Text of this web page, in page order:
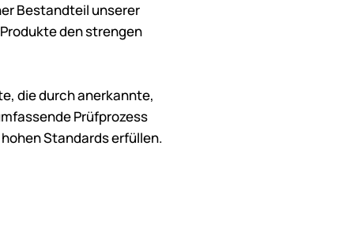
Bestandteil unserer
den strengen
die durch anerkannte,
Prüfprozess
Standards erfüllen.